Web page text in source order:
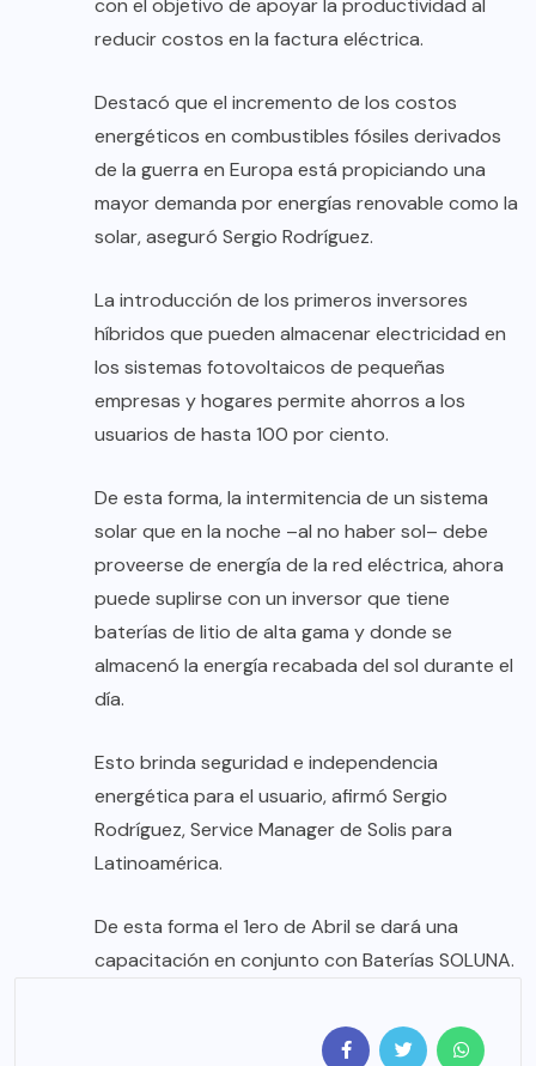
con el objetivo de apoyar la productividad al
reducir costos en la factura eléctrica.
Destacó que el incremento de los costos
energéticos en combustibles fósiles derivados
de la guerra en Europa está propiciando una
mayor demanda por energías renovable como la
solar, aseguró Sergio Rodríguez.
La introducción de los primeros inversores
híbridos que pueden almacenar electricidad en
los sistemas fotovoltaicos de pequeñas
empresas y hogares permite ahorros a los
usuarios de hasta 100 por ciento.
De esta forma, la intermitencia de un sistema
solar que en la noche –al no haber sol– debe
proveerse de energía de la red eléctrica, ahora
puede suplirse con un inversor que tiene
baterías de litio de alta gama y donde se
almacenó la energía recabada del sol durante el
día.
Esto brinda seguridad e independencia
energética para el usuario, afirmó Sergio
Rodríguez, Service Manager de Solis para
Latinoamérica.
De esta forma el 1ero de Abril se dará una
capacitación en conjunto con Baterías SOLUNA.